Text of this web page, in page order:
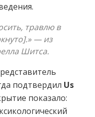
травлю в
— из
Шитса.
подтвердил Us
показало: